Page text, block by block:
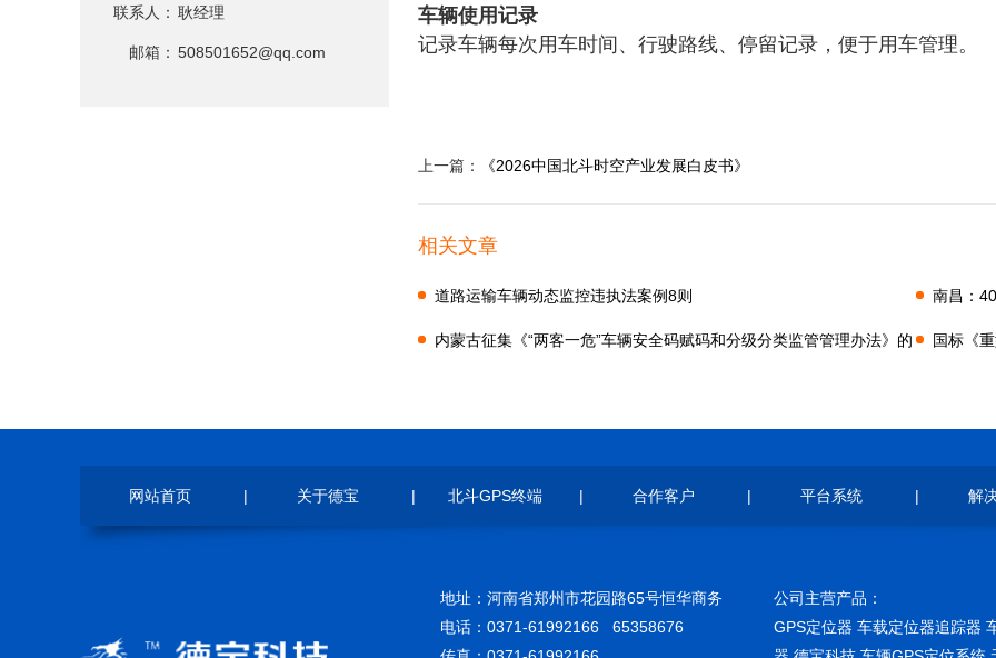
联系人： 耿经理
邮箱： 508501652@qq.com
车辆使用记录
记录车辆每次用车时间、行驶路线、停留记录，便于用车管理。
上一篇： 《2026中国北斗时空产业发展白皮书》
相关文章
道路运输车辆动态监控违执法案例8则 南昌：
内蒙古征集《“两客一危”车辆安全码赋码和分级分类监管管理办法》的 国标《
网站首页 | 关于德宝 | 北斗GPS终端 | 合作客户 | 平台系统 | 解
地址：河南省郑州市花园路65号恒华商务
电话：0371-61992166 65358676
公司主营产品：
GPS定位器 车载定位器追踪器